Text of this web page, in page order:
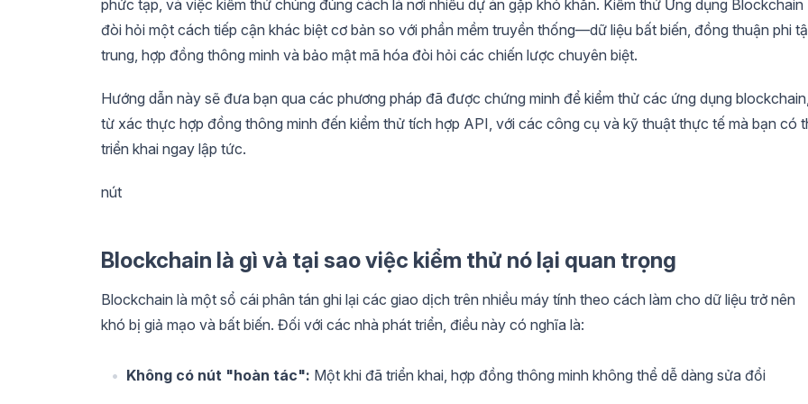
phức tạp, và việc kiểm thử chúng đúng cách là nơi nhiều dự án gặp khó khăn. Kiểm thử Ứng dụng Blockchain
đòi hỏi một cách tiếp cận khác biệt cơ bản so với phần mềm truyền thống—dữ liệu bất biến, đồng thuận phi
trung, hợp đồng thông minh và bảo mật mã hóa đòi hỏi các chiến lược chuyên biệt.
Hướng dẫn này sẽ đưa bạn qua các phương pháp đã được chứng minh để kiểm thử các ứng dụng
từ xác thực hợp đồng thông minh đến kiểm thử tích hợp API, với các công cụ và kỹ thuật thực tế mà bạn có
triển khai ngay lập tức.
nút
Blockchain là gì và tại sao việc kiểm thử nó lại quan trọng
Blockchain là một sổ cái phân tán ghi lại các giao dịch trên nhiều máy tính theo cách làm cho dữ liệu trở nên
khó bị giả mạo và bất biến. Đối với các nhà phát triển, điều này có nghĩa là:
Không có nút "hoàn tác": Một khi đã triển khai, hợp đồng thông minh không thể dễ dàng sửa đổi